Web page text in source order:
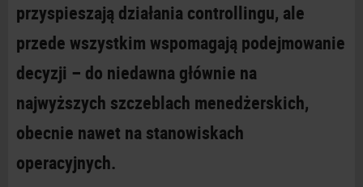
przyspieszają działania controllingu, ale
przede wszystkim wspomagają podejmowanie
decyzji – do niedawna głównie na
najwyższych szczeblach menedżerskich,
obecnie nawet na stanowiskach
operacyjnych.